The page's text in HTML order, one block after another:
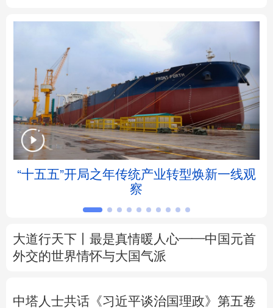
地方频道
北京 天津 河北 山西
辽宁 吉林 上海 江苏
浙江 安徽 福建 江西
四川 贵州 云南
“十五五”开局之年传统产业转型焕新一线观
察
大道行天下丨最是真情暖人心——中国元首
外交的世界情怀与大国气派
中塔人士共话《习近平谈治国理政》第五卷